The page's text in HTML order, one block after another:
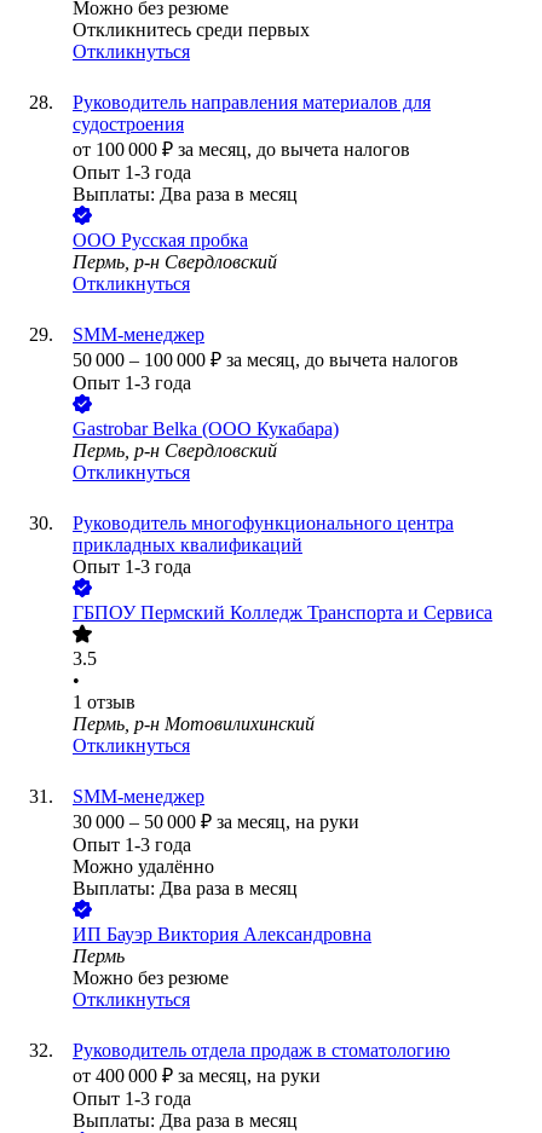
Можно без резюме
Откликнитесь среди первых
Откликнуться
Руководитель направления материалов для
судостроения
от 100 000 ₽ за месяц, до вычета налогов
Опыт 1-3 года
Выплаты: Два раза в месяц
ООО Русская пробка
Пермь, р-н Свердловский
Откликнуться
SMM-менеджер
50 000 – 100 000 ₽ за месяц, до вычета налогов
Опыт 1-3 года
Gastrobar Belka (ООО Кукабара)
Пермь, р-н Свердловский
Откликнуться
Руководитель многофункционального центра
прикладных квалификаций
Опыт 1-3 года
ГБПОУ Пермский Колледж Транспорта и Сервиса
3.5
•
1 отзыв
Пермь, р-н Мотовилихинский
Откликнуться
SMM-менеджер
30 000 – 50 000 ₽ за месяц, на руки
Опыт 1-3 года
Можно удалённо
Выплаты: Два раза в месяц
ИП Бауэр Виктория Александровна
Пермь
Можно без резюме
Откликнуться
Руководитель отдела продаж в стоматологию
от 400 000 ₽ за месяц, на руки
Опыт 1-3 года
Выплаты: Два раза в месяц